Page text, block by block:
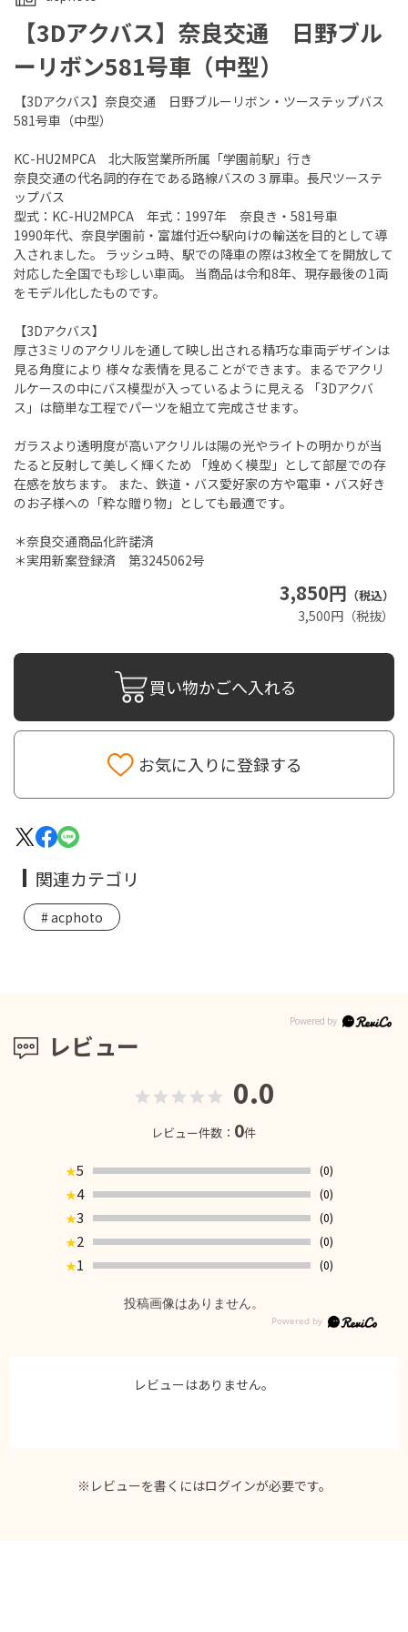
【3Dアクバス】奈良交通 日野ブル
ーリボン581号車（中型）
3,850円 （税込）
3,500円（税抜）
【3Dアクバス】奈良交通 日野ブルーリボン・ツーステップバス
581号車（中型）
KC-HU2MPCA 北大阪営業所所属「学園前駅」行き
奈良交通の代名詞的存在である路線バスの３扉車。長尺ツーステ
ップバス
型式：KC-HU2MPCA 年式：1997年 奈良き・581号車
1990年代、奈良学園前・富雄付近⇔駅向けの輸送を目的として導
入されました。 ラッシュ時、駅での降車の際は3枚全てを開放して
対応した全国でも珍しい車両。 当商品は令和8年、現存最後の1両
をモデル化したものです。
【3Dアクバス】
厚さ3ミリのアクリルを通して映し出される精巧な車両デザインは
見る角度により 様々な表情を見ることができます。まるでアクリ
ルケースの中にバス模型が入っているように見える 「3Dアクバ
ス」は簡単な工程でパーツを組立て完成させます。
ガラスより透明度が高いアクリルは陽の光やライトの明かりが当
たると反射して美しく輝くため 「煌めく模型」として部屋での存
在感を放ちます。 また、鉄道・バス愛好家の方や電車・バス好き
のお子様への「粋な贈り物」としても最適です。
＊奈良交通商品化許諾済
＊実用新案登録済 第3245062号
買い物かごへ入れる
お気に入りに登録する
レビュー
0.0
レビュー件数： 0件
★5
(0)
★4
(0)
★3
(0)
★2
(0)
★1 (0)
投稿画像はありません。
レビューはありません。
※レビューを書くにはログインが必要です。
関連カテゴリ
acphoto